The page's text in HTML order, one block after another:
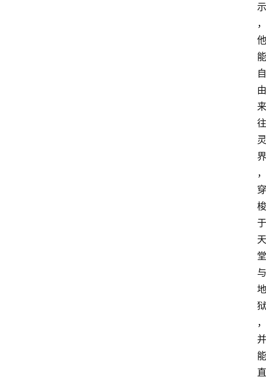
示
，
他
能
自
由
来
往
灵
界
，
穿
梭
于
天
堂
与
地
狱
，
并
能
直